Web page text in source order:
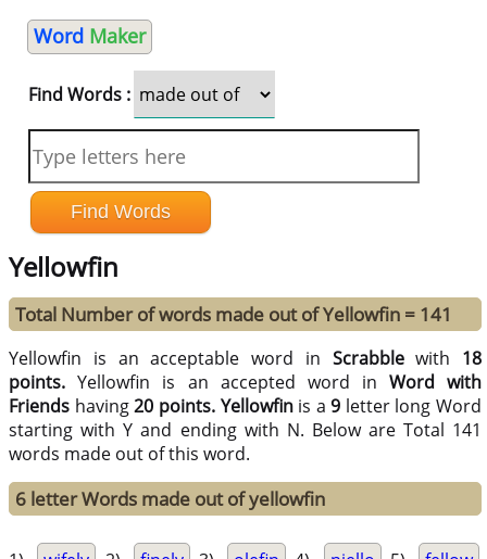
Word Maker
Find Words :
Yellowfin
Total Number of words made out of Yellowfin = 141
Yellowfin is an acceptable word in Scrabblewith 18
points.Yellowfin is an accepted word in Word with
Friends having20 points. Yellowfinis a9 letter long Word
starting with Y and ending with N. Below are Total 141
words made out of this word.
6 letter Words made out of yellowfin